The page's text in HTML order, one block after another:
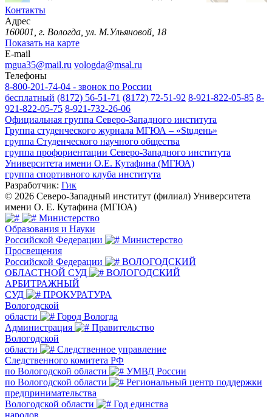
Контакты
Адрес
160001, г. Вологда, ул. М.Ульяновой, 18
Показать на карте
E-mail
mgua35@mail.ru vologda@msal.ru
Телефоны
8-800-201-74-04 - звонок по России
бесплатный (8172) 56-51-71 (8172) 72-51-92 8-921-822-05-85 8-
921-822-05-75 8-921-732-26-06
Официальная группа Северо-Западного института
Группа студенческого журнала МГЮА – «Stuдень»
группа Студенческого научного общества
группа профориентации Северо-Западного института
Университета имени О.Е. Кутафина (МГЮА)
группа спортивного клуба института
Разработчик: Гик
© 2026 Северо-Западный институт (филиал) Университета
имени О. Е. Кутафина (МГЮА)
Министерство
Образования и Науки
Российской Федерации
Министерство
Просвещения
Российской Федерации
ВОЛОГОДСКИЙ
ОБЛАСТНОЙ СУД
ВОЛОГОДСКИЙ
АРБИТРАЖНЫЙ
СУД
ПРОКУРАТУРА
Вологодской
области
Город Вологда
Администрация
Правительство
Вологодской
области
Следственное управление
Следственного комитета РФ
по Вологодской области
УМВД России
по Вологодской области
Региональный центр поддержки
предпринимательства
Вологодской области
Год единства
народов